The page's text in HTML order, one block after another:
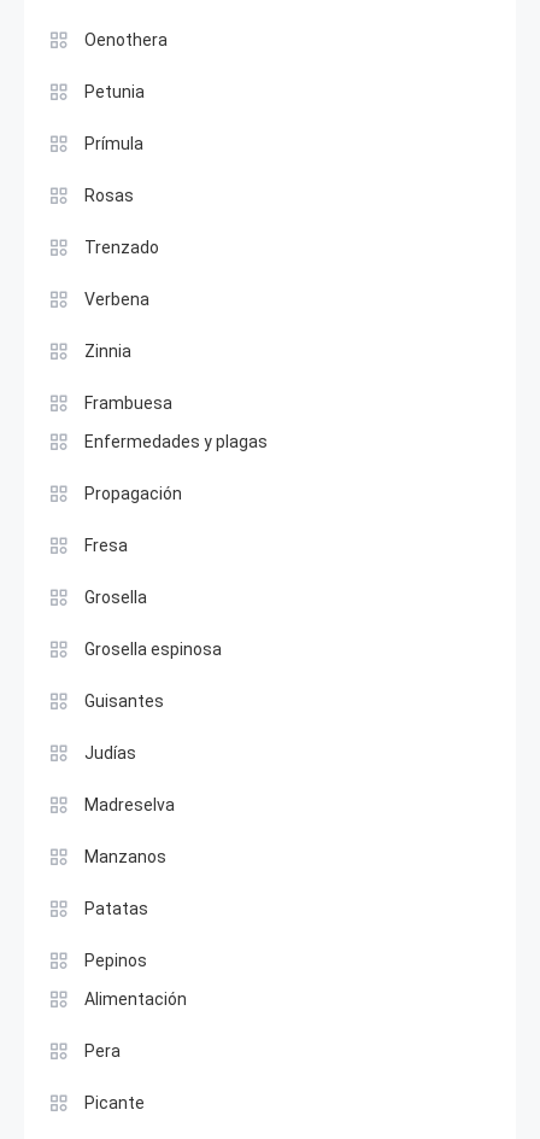
Oenothera
Petunia
Prímula
Rosas
Trenzado
Verbena
Zinnia
Frambuesa
Enfermedades y plagas
Propagación
Fresa
Grosella
Grosella espinosa
Guisantes
Judías
Madreselva
Manzanos
Patatas
Pepinos
Alimentación
Pera
Picante